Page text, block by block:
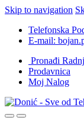
Skip to navigation
Telefonska
E-mail:
Pronađi
Prodavnica
Moj Nalog